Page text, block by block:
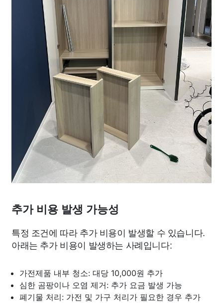
추가 비용 발생 가능성
특정 조건에 따라 추가 비용이 발생할 수 있습니다.
아래는 추가 비용이 발생하는 사례입니다:
가전제품 내부 청소: 대당 10,000원 추가
심한 곰팡이나 오염 제거: 추가 요금 발생 가능
폐기물 처리: 가전 및 가구 처리가 필요한 경우 추가